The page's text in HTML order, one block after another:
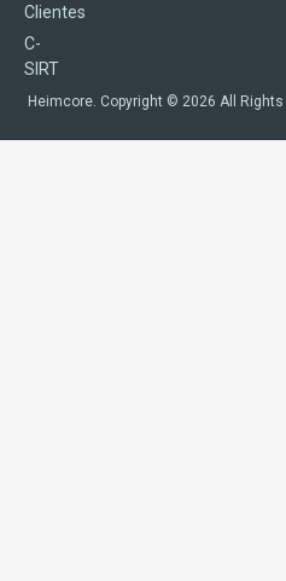
Clientes
C-
SIRT
Heimcore. Copyright © 2026 All